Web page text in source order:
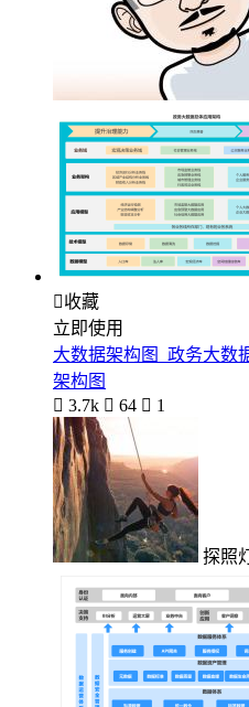
收藏
立即使用
大数据架构图_政务大数
架构图
 3.7k  64  1
探照